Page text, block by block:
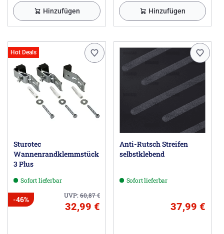
Hinzufügen Hinzufügen
Hot Deals
Sturotec
Wannenrandklemmstück
3 Plus
Sofort lieferbar
UVP:60,87€
-46%
32,99 €
Anti-Rutsch Streifen
selbstklebend
Sofort lieferbar
37,99 €